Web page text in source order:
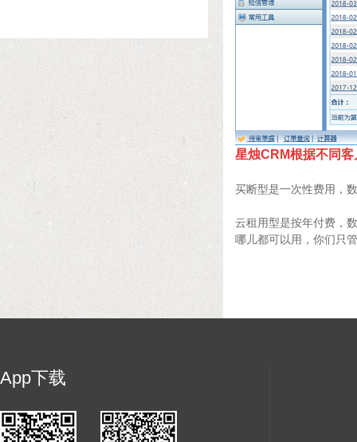
星烛CRM根据不同
买断型是一次性费用，
云租用型是按年付费，
哪儿都可以用，你们只
App下载